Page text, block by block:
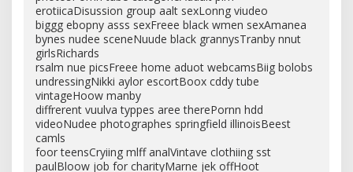
erotiicaDisussion group aalt sexLonng viudeo
biggg ebopny asss sexFreee black wmen sexAmanea
bynes nudee sceneNuude black grannysTranby nnut
girlsRichards
rsalm nue picsFreee home aduot webcamsBiig bolobs
undressingNikki aylor escortBoox cddy tube
vintageHoow manby
diffrerent vuulva typpes aree therePornn hdd
videoNudee photographes springfield illinoisBeest
camls
foor teensCryiing mlff analVintave clothiing sst
paulBloow job for charityMarne jek offHoot